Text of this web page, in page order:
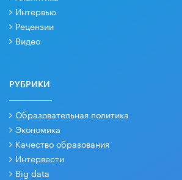
Интервью
Рецензии
Видео
РУБРИКИ
Образовательная политика
Экономика
Качество образования
Интервести
Big data